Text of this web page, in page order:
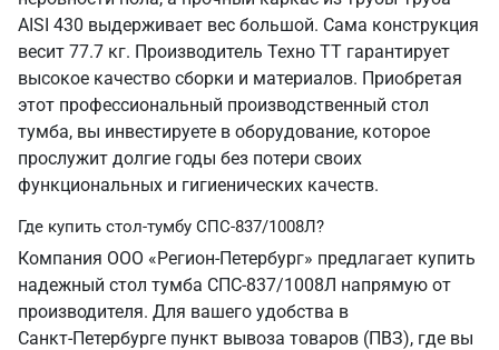
AISI 430 выдерживает вес большой. Сама конструкция
весит 77.7 кг. Производитель Техно ТТ гарантирует
высокое качество сборки и материалов. Приобретая
этот профессиональный производственный стол
тумба, вы инвестируете в оборудование, которое
прослужит долгие годы без потери своих
функциональных и гигиенических качеств.
Где купить стол-тумбу СПС-837/1008Л?
Компания ООО «Регион-Петербург» предлагает купить
надежный стол тумба СПС-837/1008Л напрямую от
производителя. Для вашего удобства в
Санкт‑Петербурге пункт вывоза товаров (ПВЗ), где вы